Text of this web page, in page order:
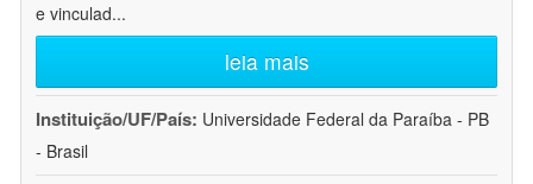
e vinculad...
leia mais
Instituição/UF/País: Universidade Federal da Paraíba - PB
- Brasil